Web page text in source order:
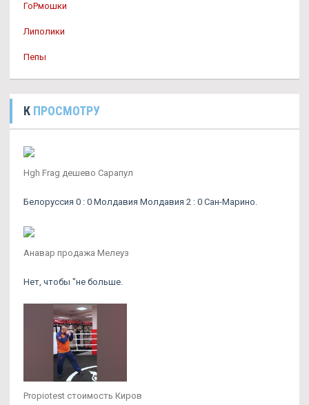
ГоРмошки
Липолики
Пепы
К ПРОСМОТРУ
Hgh Frag дешево Сарапул
Белоруссия 0 : 0 Молдавия Молдавия 2 : 0 Сан-Марино.
Анавар продажа Мелеуз
Нет, чтобы "не больше.
Propiotest стоимость Киров